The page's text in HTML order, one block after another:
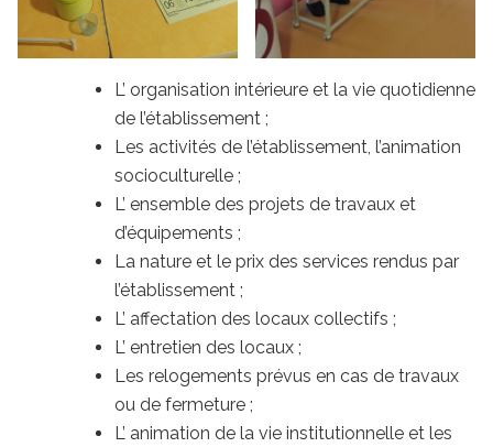
L’ organisation intérieure et la vie quotidienne
de l’établissement ;
Les activités de l’établissement, l’animation
socioculturelle ;
L’ ensemble des projets de travaux et
d’équipements ;
La nature et le prix des services rendus par
l’établissement ;
L’ affectation des locaux collectifs ;
L’ entretien des locaux ;
Les relogements prévus en cas de travaux
ou de fermeture ;
L’ animation de la vie institutionnelle et les